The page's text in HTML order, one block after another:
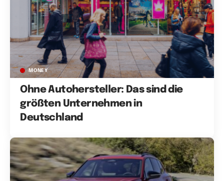
MONEY
Ohne Autohersteller: Das sind die
größten Unternehmen in
Deutschland